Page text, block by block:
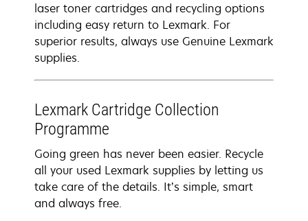
laser toner cartridges and recycling options
including easy return to Lexmark. For
superior results, always use Genuine Lexmark
supplies.
Lexmark Cartridge Collection
Programme
Going green has never been easier. Recycle
all your used Lexmark supplies by letting us
take care of the details. It’s simple, smart
and always free.